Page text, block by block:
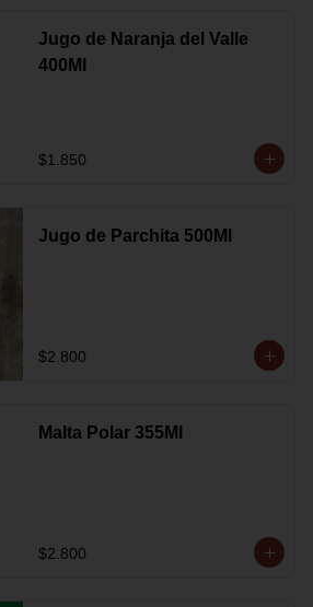
Jugo de Naranja del Valle
400Ml
$1.850
Jugo de Parchita 500Ml
$2.800
Malta Polar 355Ml
$2.800